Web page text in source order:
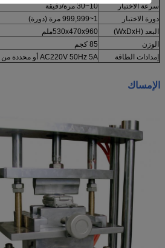
سرعة الاختبار
10~30 مرة/دقيقة
دورة الاختبار
1~999,999 مرة (دورة)
البعد (WxDxH)
530x470x960ملم
الوزن
85 كجم
إمدادات الطاقة
AC220V 50Hz 5A أو محددة من قبل المستخدم
الإمساك